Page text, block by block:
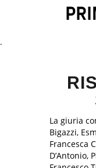
.
La giuria
Bigazzi,
Francesca
D’Antonio,